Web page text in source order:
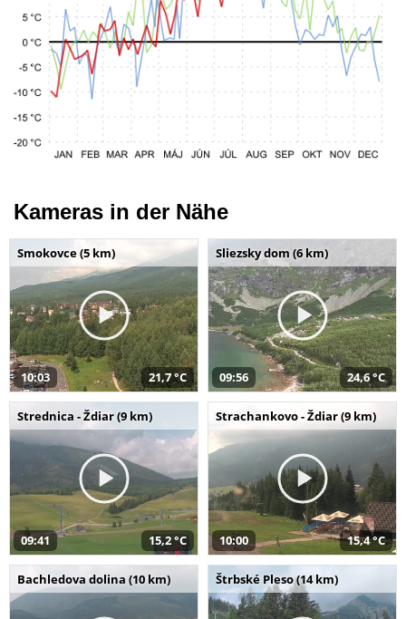
Kameras in der Nähe
Smokovce (5 km)
10:03 21,7 °C
Sliezsky dom (6 km)
09:56 24,6 °C
Strednica - Ždiar (9 km)
09:41 15,2 °C
Strachankovo - Ždiar (9 km)
10:00 15,4 °C
Bachledova dolina (10 km) Štrbské Pleso (14 km)